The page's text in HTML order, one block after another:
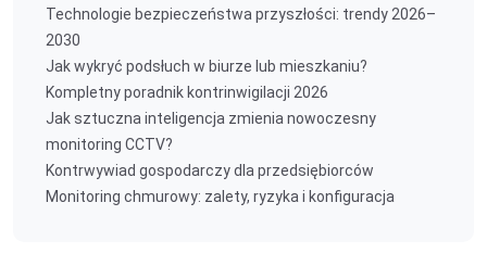
Technologie bezpieczeństwa przyszłości: trendy 2026–
2030
Jak wykryć podsłuch w biurze lub mieszkaniu?
Kompletny poradnik kontrinwigilacji 2026
Jak sztuczna inteligencja zmienia nowoczesny
monitoring CCTV?
Kontrwywiad gospodarczy dla przedsiębiorców
Monitoring chmurowy: zalety, ryzyka i konfiguracja